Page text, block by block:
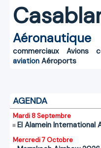
Aéronautique
commerciaux
Avions
aviation Aéroports
AGENDA
Mardi 8 Septembre
El Alamein International
Mercredi 7 Octobre